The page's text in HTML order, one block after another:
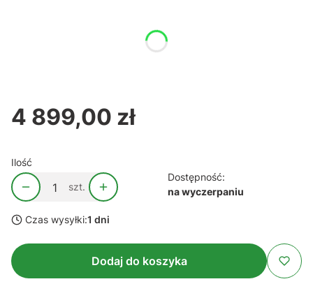
Cena
4 899,00 zł
Ilość
szt.
Dostępność:
na wyczerpaniu
Czas wysyłki:1 dni
Dodaj do koszyka